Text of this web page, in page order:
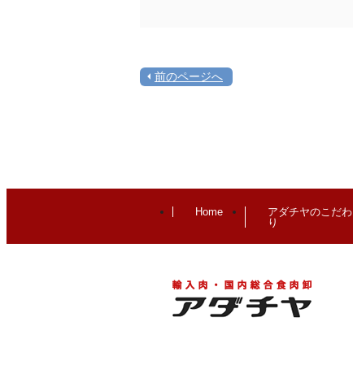
前のページへ
Home
アダチヤのこだわ
り